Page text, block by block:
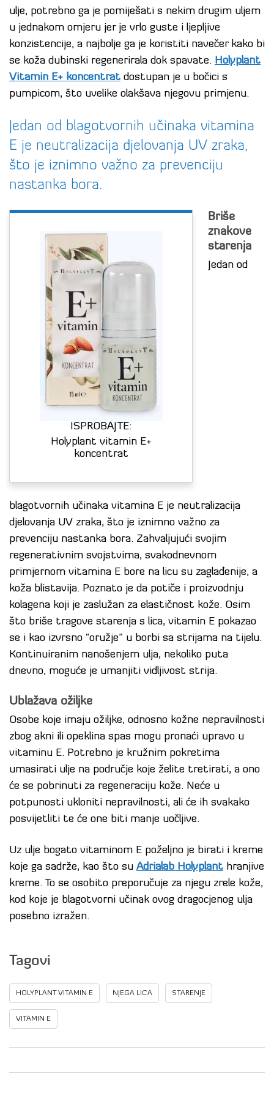
ulje, potrebno ga je pomiješati s nekim drugim uljem
u jednakom omjeru jer je vrlo guste i ljepljive
konzistencije, a najbolje ga je koristiti navečer kako bi
se koža dubinski regenerirala dok spavate. Holyplant
Vitamin E+ koncentrat dostupan je u bočici s
pumpicom, što uvelike olakšava njegovu primjenu.
Jedan od blagotvornih učinaka vitamina
E je neutralizacija djelovanja UV zraka,
što je iznimno važno za prevenciju
nastanka bora.
ISPROBAJTE:
Holyplant vitamin E+
koncentrat
Briše
znakove
starenja
Jedan od
blagotvornih učinaka vitamina E je neutralizacija
djelovanja UV zraka, što je iznimno važno za
prevenciju nastanka bora. Zahvaljujući svojim
regenerativnim svojstvima, svakodnevnom
primjernom vitamina E bore na licu su zaglađenije, a
koža blistavija. Poznato je da potiče i proizvodnju
kolagena koji je zaslužan za elastičnost kože. Osim
što briše tragove starenja s lica, vitamin E pokazao
se i kao izvrsno “oružje” u borbi sa strijama na tijelu.
Kontinuiranim nanošenjem ulja, nekoliko puta
dnevno, moguće je umanjiti vidljivost strija.
Ublažava ožiljke
Osobe koje imaju ožiljke, odnosno kožne nepravilnosti
zbog akni ili opeklina spas mogu pronaći upravo u
vitaminu E. Potrebno je kružnim pokretima
umasirati ulje na područje koje želite tretirati, a ono
će se pobrinuti za regeneraciju kože. Neće u
potpunosti ukloniti nepravilnosti, ali će ih svakako
posvijetliti te će one biti manje uočljive.
Uz ulje bogato vitaminom E poželjno je birati i kreme
koje ga sadrže, kao što su Adrialab Holyplant hranjive
kreme. To se osobito preporučuje za njegu zrele kože,
kod koje je blagotvorni učinak ovog dragocjenog ulja
posebno izražen.
Tagovi
HOLYPLANT VITAMIN E NJEGA LICA STARENJE
VITAMIN E